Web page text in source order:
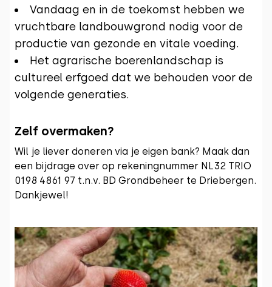
Vandaag en in de toekomst hebben we
vruchtbare landbouwgrond nodig voor de
productie van gezonde en vitale voeding.
Het agrarische boerenlandschap is
cultureel erfgoed dat we behouden voor de
volgende generaties.
Zelf overmaken?
Wil je liever doneren via je eigen bank? Maak dan
een bijdrage over op rekeningnummer NL32 TRIO
0198 4861 97 t.n.v. BD Grondbeheer te Driebergen.
Dankjewel!